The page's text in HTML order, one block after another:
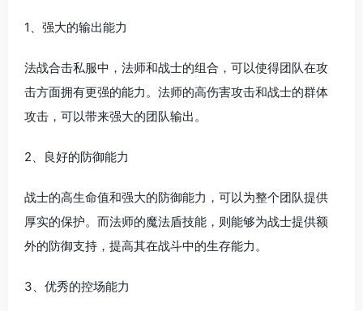
1、强大的输出能力
法战合击私服中，法师和战士的组合，可以使得团队在攻
击方面拥有更强的能力。法师的高伤害攻击和战士的群体
攻击，可以带来强大的团队输出。
2、良好的防御能力
战士的高生命值和强大的防御能力，可以为整个团队提供
厚实的保护。而法师的魔法盾技能，则能够为战士提供额
外的防御支持，提高其在战斗中的生存能力。
3、优秀的控场能力